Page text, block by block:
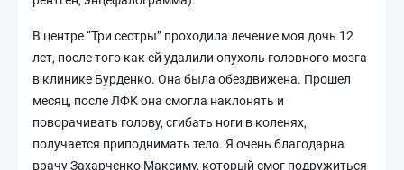
В центре “Три сестры” проходила лечение моя дочь 12
лет, после того как ей удалили опухоль головного мозга
в клинике Бурденко. Она была обездвижена. Прошел
месяц, после ЛФК она смогла наклонять и
поворачивать голову, сгибать ноги в коленях,
получается приподнимать тело. Я очень благодарна
врачу Захарченко Максиму, который смог подружиться